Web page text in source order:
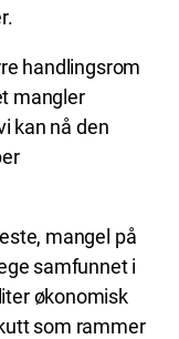
handlingsrom
mangler
kan nå den
mangel på
samfunnet i
økonomisk
som rammer